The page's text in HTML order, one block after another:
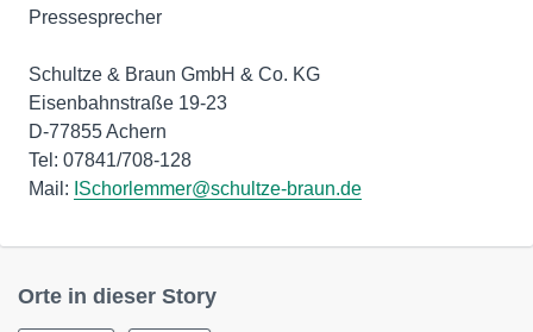
Pressesprecher
Schultze & Braun GmbH & Co. KG
Eisenbahnstraße 19-23
D-77855 Achern
Tel: 07841/708-128
Mail: ISchorlemmer@schultze-braun.de
Orte in dieser Story